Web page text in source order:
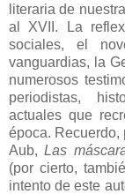
literaria de
al XVII. La
sociales, el
vanguardias, la
numerosos
periodistas,
actuales que
época.
Aub,Las
(por cierto,
intento de este